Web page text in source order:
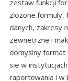
zestaw funkcji
zlozone formuly,
danych, zakresy
zewnetrzne i
domyslny
sie w
raportowania i w